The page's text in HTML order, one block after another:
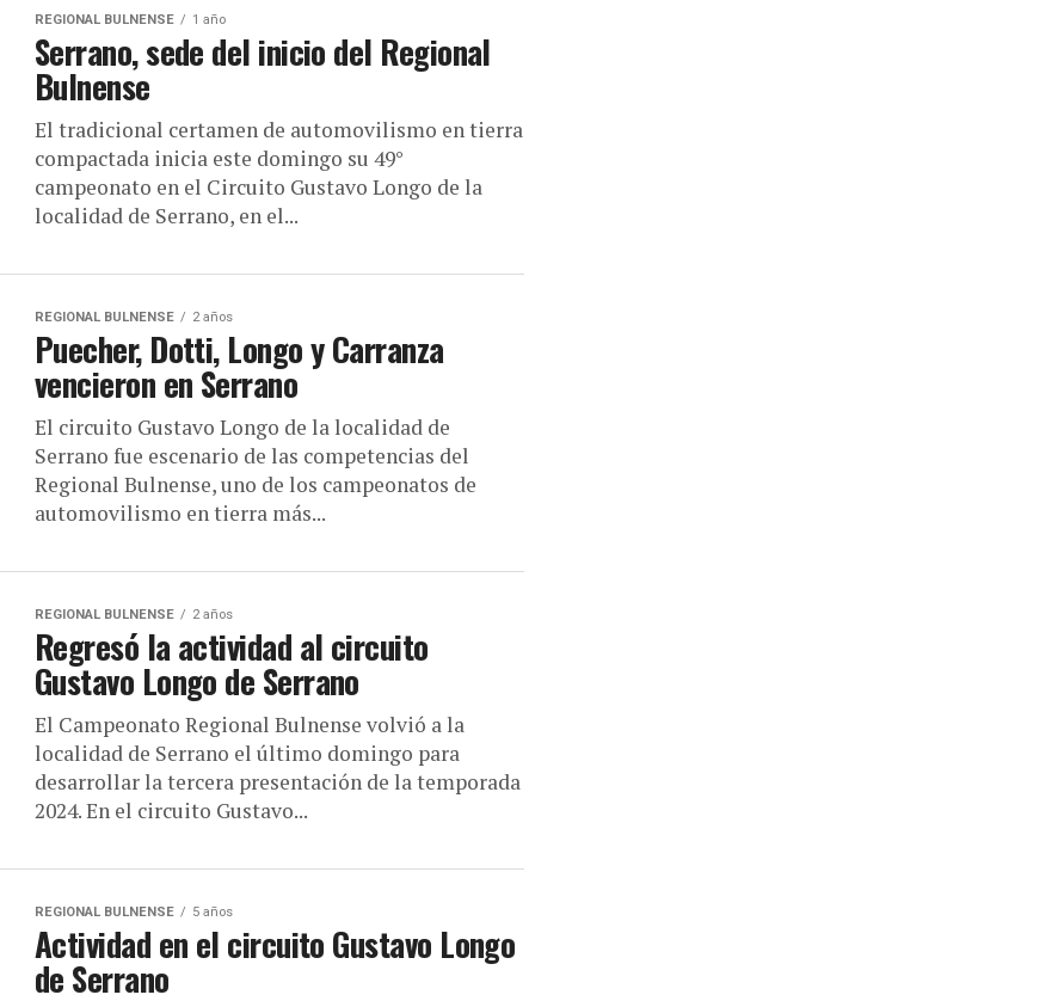
REGIONAL BULNENSE 1 año
Serrano, sede del inicio del Regional
Bulnense
El tradicional certamen de automovilismo en tierra
compactada inicia este domingo su 49°
campeonato en el Circuito Gustavo Longo de la
localidad de Serrano, en el...
REGIONAL BULNENSE 2 años
Puecher, Dotti, Longo y Carranza
vencieron en Serrano
El circuito Gustavo Longo de la localidad de
Serrano fue escenario de las competencias del
Regional Bulnense, uno de los campeonatos de
automovilismo en tierra más...
REGIONAL BULNENSE 2 años
Regresó la actividad al circuito
Gustavo Longo de Serrano
El Campeonato Regional Bulnense volvió a la
localidad de Serrano el último domingo para
desarrollar la tercera presentación de la temporada
2024. En el circuito Gustavo...
REGIONAL BULNENSE 5 años
Actividad en el circuito Gustavo Longo
de Serrano